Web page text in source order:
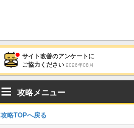
サイト改善のアンケートに
ご協力ください 2026年08月
攻略メニュー
攻略TOPへ戻る